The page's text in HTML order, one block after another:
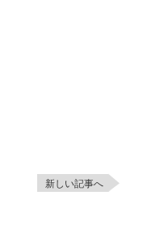
新しい記事へ